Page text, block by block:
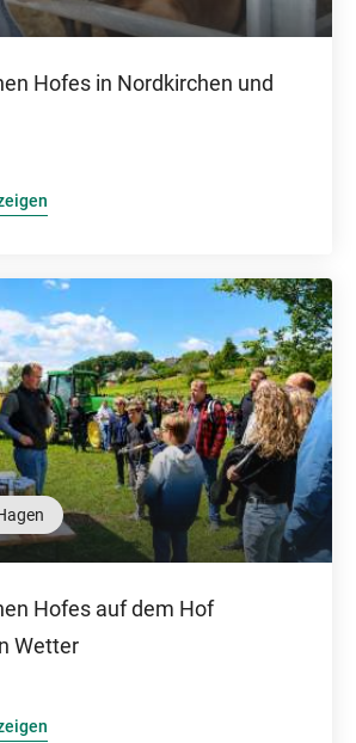
Hofes in Nordkirchen und
Hofes auf dem Hof
Wetter